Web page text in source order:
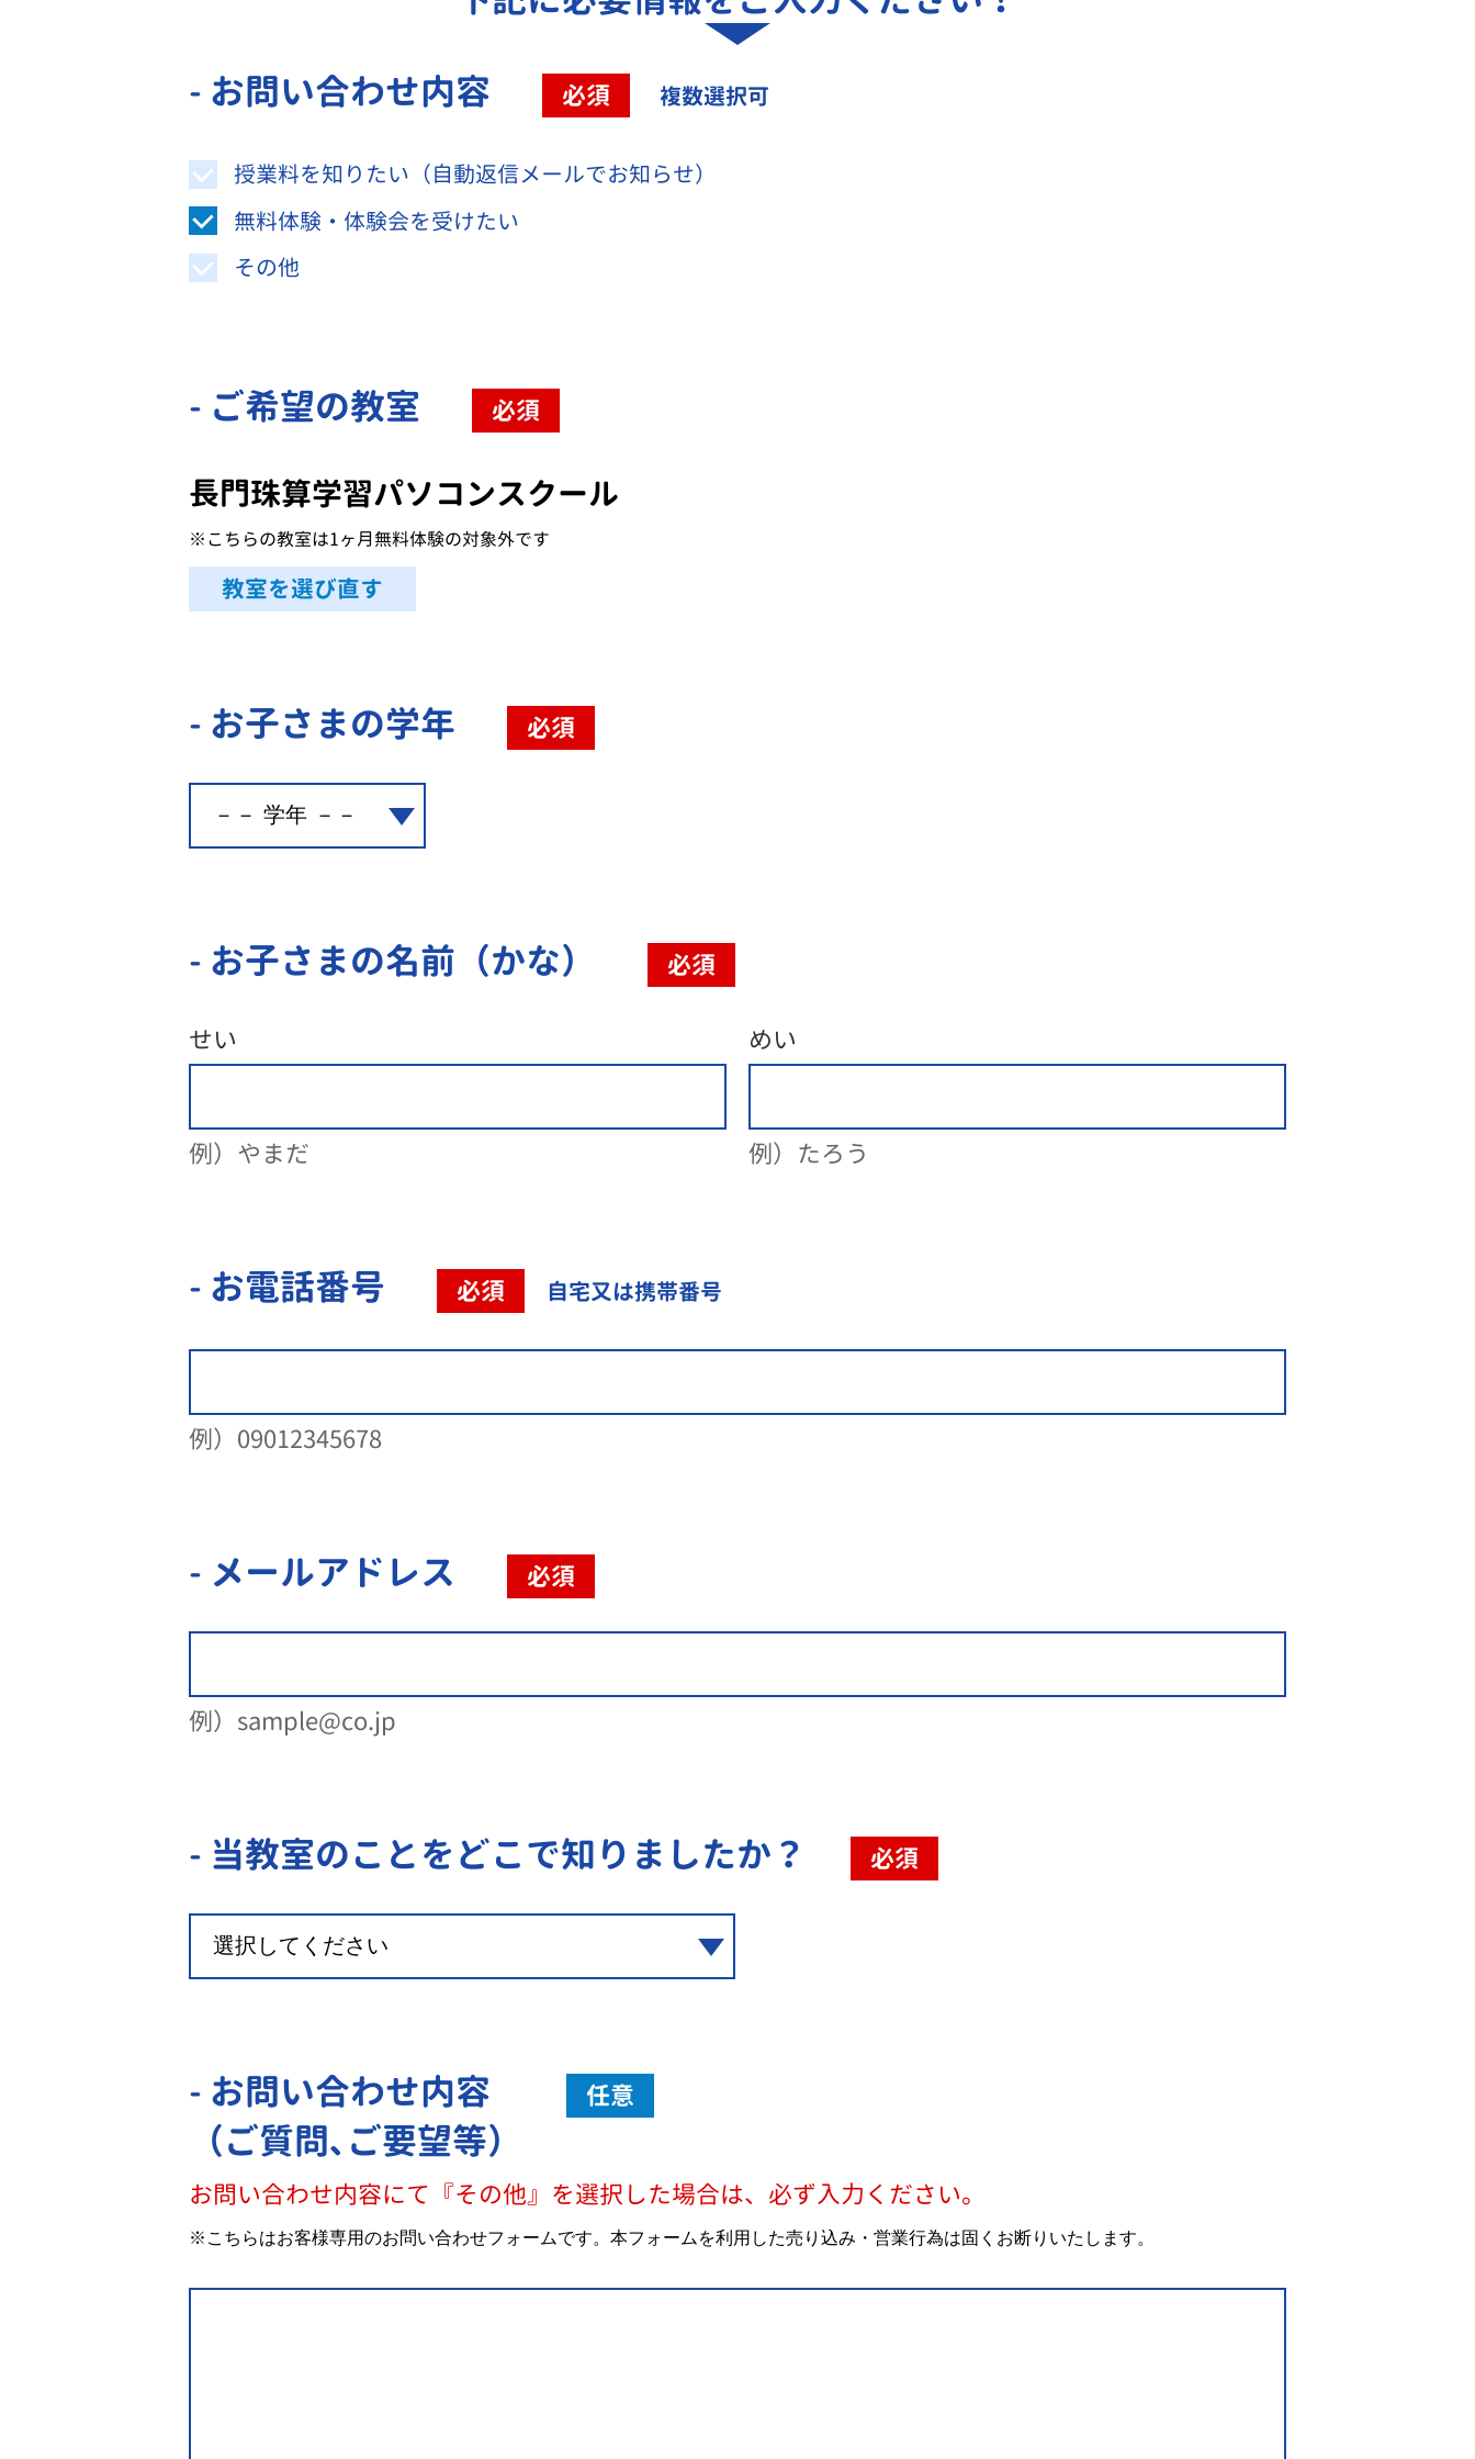
- お問い合わせ内容
必須 複数選択可
授業料を知りたい（自動返信メールでお知らせ）
無料体験・体験会を受けたい
その他
- ご希望の教室 必須
長門珠算学習パソコンスクール
※こちらの教室は1ヶ月無料体験の対象外です
教室を選び直す
- お子さまの学年 必須
- お子さまの名前（かな） 必須
せい
例）やまだ
めい
例）たろう
- お電話番号 必須 自宅又は携帯番号
例）09012345678
- メールアドレス 必須
例）sample@co.jp
- 当教室のことをどこで知りましたか？ 必須
- お問い合わせ内容
（ご質問､ご要望等）
任意
お問い合わせ内容にて『その他』を選択した場合は、必ず入力ください。
※こちらはお客様専用のお問い合わせフォームです。本フォームを利用した売り込み・営業行為は固くお断りいたします。